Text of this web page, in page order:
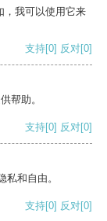
，我可以使用它来
支持[0] 反对[0]
帮助。
支持[0] 反对[0]
和自由。
支持[0] 反对[0]